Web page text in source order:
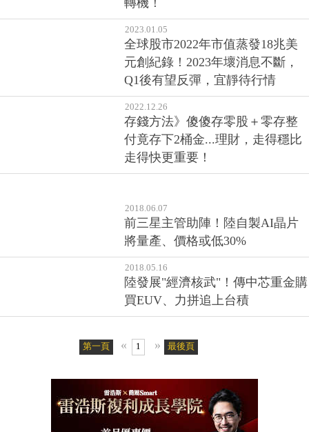
2023.01.05
全球股市2022年市值蒸發18兆美
元創紀錄！2023年壞消息不斷，
Q1後有望反彈，宜靜待行情
2022.12.26
存錢方法》傻傻存零股＋零存整
付竟存下2桶金...理財，走得穩比
走得快更重要！
將量產、價格或低30%
2018.05.16
陸發展"經濟核武"！傳中芯重金購
買EUV、力拼追上台積